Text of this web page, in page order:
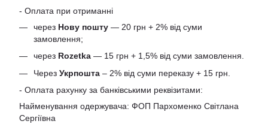
- Оплата при отриманні
через Нову пошту — 20 грн + 2% від суми
замовлення;
через Rozetka — 15 грн + 1,5% від суми замовлення.
Через Укрпошта – 2% від суми переказу + 15 грн.
- Оплата рахунку за банківськими реквізитами:
Найменування одержувача: ФОП Пархоменко Світлана
Сергіївна